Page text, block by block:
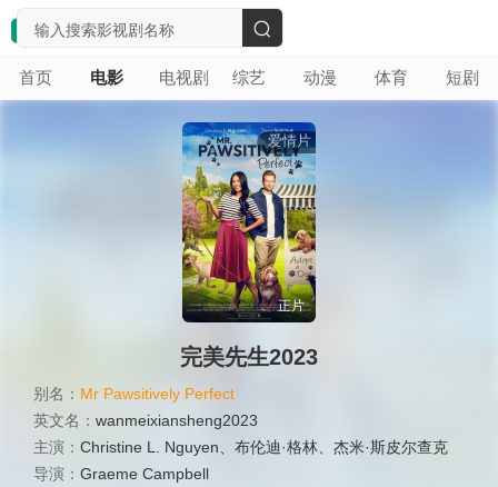
首页 电影 电视剧 综艺 动漫 体育 短剧
搜
索
爱情片
正片
完美先生2023
别名： Mr Pawsitively Perfect
英文名： wanmeixiansheng2023
主演： Christine L. Nguyen 布伦迪·格林
杰米·斯皮尔查克
导演： Graeme Campbell